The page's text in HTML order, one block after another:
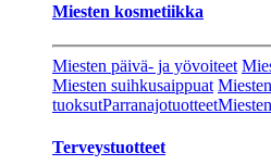
Miesten kosmetiikka
Miesten päivä- ja yövoiteet
Miesten suihkusaippuat
tuoksutParranajotuotteet
Terveystuotteet